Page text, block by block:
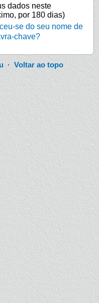
dados neste
por 180 dias)
se do seu nome de
chave?
·Voltar ao topo